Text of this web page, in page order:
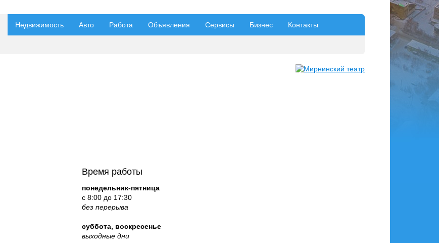
Недвижимость Авто Работа Объявления Сервисы Бизнес Контакты
Время работы
понедельник-пятница
c 8:00 до 17:30
без перерыва
суббота, воскресенье
выходные дни